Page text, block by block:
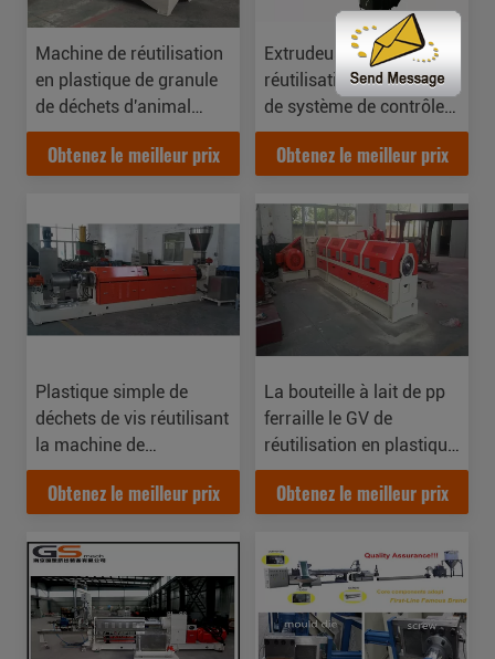
Machine de réutilisation
en plastique de granule
de déchets d'animal
familier de PVC pp,
extrudeuse en plastique
Obtenez le meilleur prix
Extrudeuse de
réutilisation en plastique
de système de contrôle
électrique avec la
découpeuse de granule
Obtenez le meilleur prix
Plastique simple de
déchets de vis réutilisant
la machine de
pelletisation pour les
chutes de sacs tissées
Obtenez le meilleur prix
La bouteille à lait de pp
ferraille le GV de
réutilisation en plastique
de la CE de capacité de
l'extrudeuse 400kg/H
Obtenez le meilleur prix